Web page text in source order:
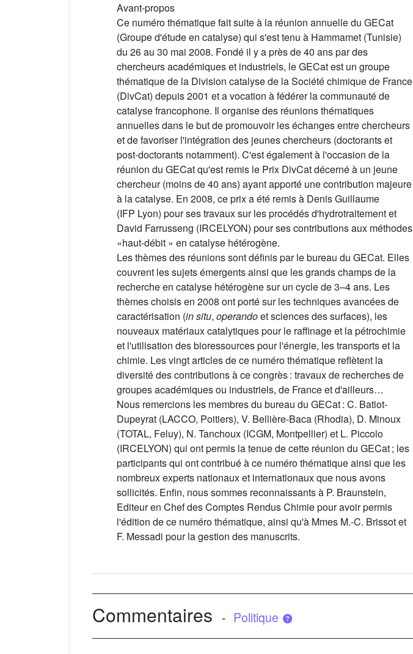
Avant-propos
Ce numéro thématique fait suite à la réunion annuelle du GECat
(Groupe d'étude en catalyse) qui s'est tenu à Hammamet (Tunisie)
du 26 au 30 mai 2008. Fondé il y a près de 40 ans par des
chercheurs académiques et industriels, le GECat est un groupe
thématique de la Division catalyse de la Société chimique de France
(DivCat) depuis 2001 et a vocation à fédérer la communauté de
catalyse francophone. Il organise des réunions thématiques
annuelles dans le but de promouvoir les échanges entre chercheurs
et de favoriser l'intégration des jeunes chercheurs (doctorants et
post-doctorants notamment). C'est également à l'occasion de la
réunion du GECat qu'est remis le Prix DivCat décerné à un jeune
chercheur (moins de 40 ans) ayant apporté une contribution majeure
à la catalyse. En 2008, ce prix a été remis à Denis Guillaume
(IFP Lyon) pour ses travaux sur les procédés d'hydrotraitement et
David Farrusseng (IRCELYON) pour ses contributions aux méthodes
«haut-débit » en catalyse hétérogène.
Les thèmes des réunions sont définis par le bureau du GECat. Elles
couvrent les sujets émergents ainsi que les grands champs de la
recherche en catalyse hétérogène sur un cycle de 3–4 ans. Les
thèmes choisis en 2008 ont porté sur les techniques avancées de
caractérisation (in situ, operandoet sciences des surfaces), les
nouveaux matériaux catalytiques pour le raffinage et la pétrochimie
et l'utilisation des bioressources pour l'énergie, les transports et la
chimie. Les vingt articles de ce numéro thématique reflètent la
diversité des contributions à ce congrès : travaux de recherches de
groupes académiques ou industriels, de France et d'ailleurs…
Nous remercions les membres du bureau du GECat : C. Batiot-
Dupeyrat (LACCO, Poitiers), V. Bellière-Baca (Rhodia), D. Minoux
(TOTAL, Feluy), N. Tanchoux (ICGM, Montpellier) et L. Piccolo
(IRCELYON) qui ont permis la tenue de cette réunion du GECat ; les
participants qui ont contribué à ce numéro thématique ainsi que les
nombreux experts nationaux et internationaux que nous avons
sollicités. Enfin, nous sommes reconnaissants à P. Braunstein,
Editeur en Chef des Comptes Rendus Chimie pour avoir permis
l'édition de ce numéro thématique, ainsi qu'à Mmes M.-C. Brissot et
F. Messadi pour la gestion des manuscrits.
Commentaires - Politique